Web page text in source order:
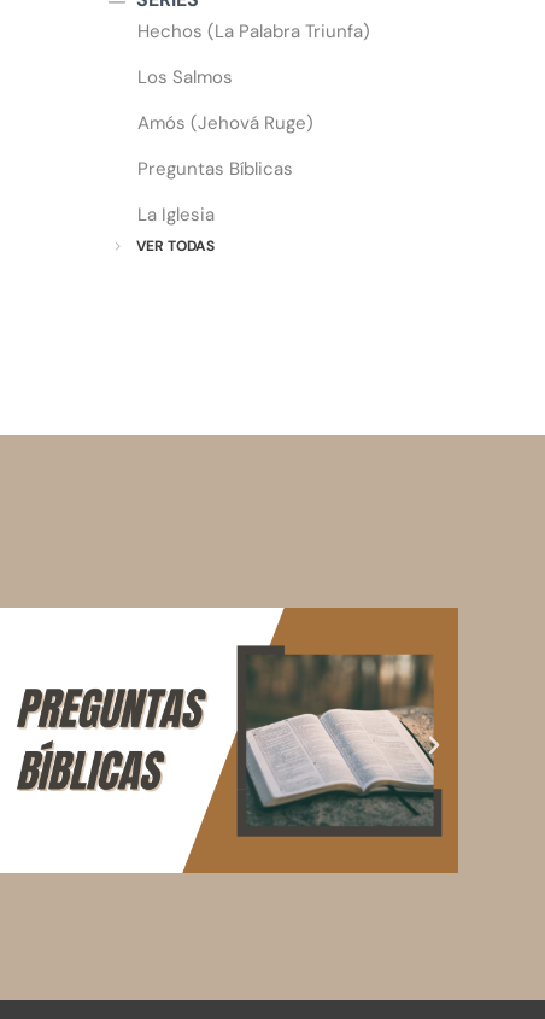
Hechos (La Palabra Triunfa)
Los Salmos
Amós (Jehová Ruge)
Preguntas Bíblicas
La Iglesia
VER TODAS